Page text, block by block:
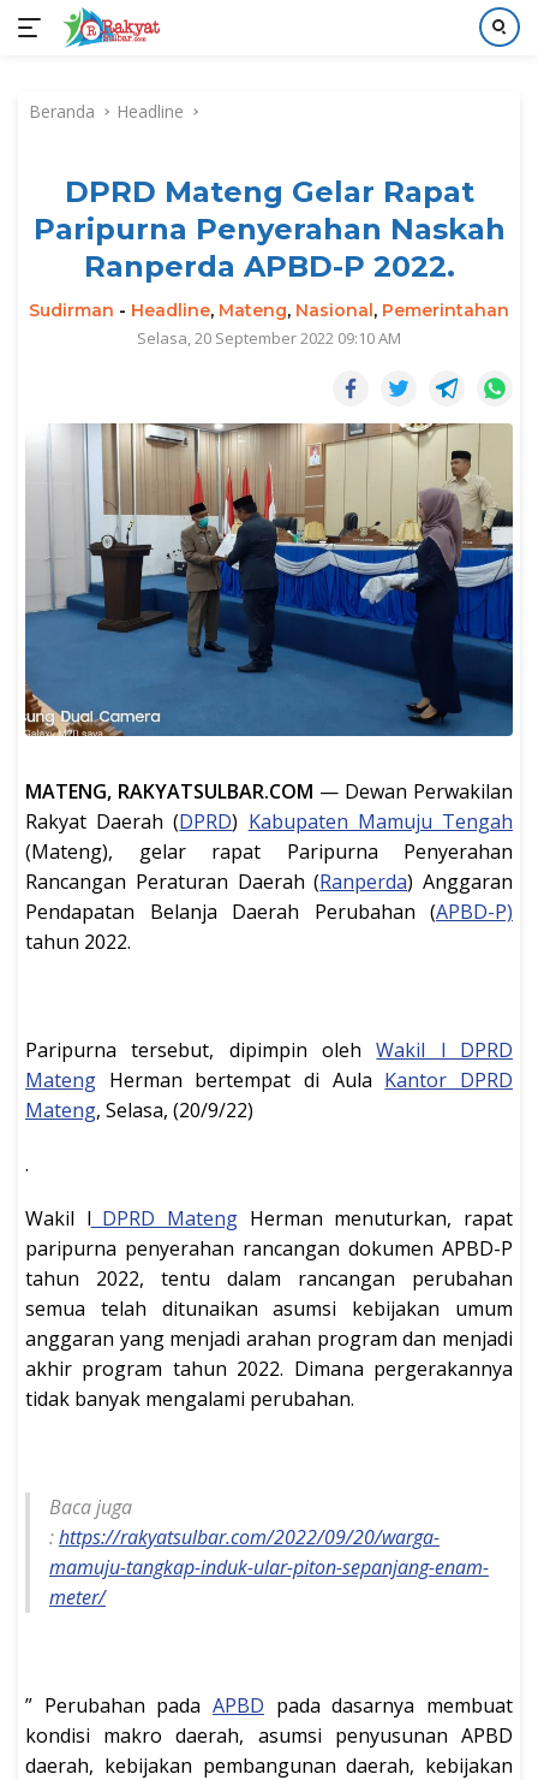
kontenBeranda Headline
DPRD Mateng Gelar Rapat
Paripurna Penyerahan Naskah
Ranperda APBD-P 2022.
Sudirman - Headline, Mateng, Nasional, Pemerintahan
Selasa, 20 September 2022 09:10 AM
MATENG, RAKYATSULBAR.COM — Dewan Perwakilan
Rakyat Daerah (DPRD) Kabupaten Mamuju Tengah
(Mateng), gelar rapat Paripurna Penyerahan
Rancangan Peraturan Daerah (Ranperda) Anggaran
Pendapatan Belanja Daerah Perubahan (APBD-P)
tahun 2022.
Paripurna tersebut, dipimpin olehWakil l DPRD
Mateng Herman bertempat di Aula Kantor DPRD
Mateng, Selasa, (20/9/22)
.
Wakil l DPRD Mateng Herman menuturkan, rapat
paripurna penyerahan rancangan dokumen APBD-P
tahun 2022, tentu dalam rancangan perubahan
semua telah ditunaikan asumsi kebijakan umum
anggaran yang menjadi arahan program dan menjadi
akhir program tahun 2022. Dimana pergerakannya
tidak banyak mengalami perubahan.
Baca juga
:https://rakyatsulbar.com/2022/09/20/warga-
mamuju-tangkap-induk-ular-piton-sepanjang-enam-
meter/
” Perubahan pada APBD pada dasarnya membuat
kondisi makro daerah, asumsi penyusunan APBD
daerah, kebijakan pembangunan daerah, kebijakan